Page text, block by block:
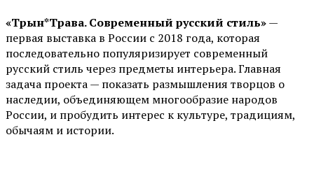
«Трын*Трава. Современный русский стиль»—
первая выставка в России с 2018 года, которая
последовательно популяризирует современный
русский стиль через предметы интерьера. Главная
задача проекта — показать размышления творцов о
наследии, объединяющем многообразие народов
России, и пробудить интерес к культуре, традициям,
обычаям и истории.